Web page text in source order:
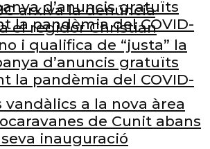
d’anuncis gratuïts
la pandèmia del COVID-
vandàlics a la nova àrea
de Cunit abans
inauguració
arxiva la denúncia
el regidor Christian
i qualifica de “justa” la
d’anuncis gratuïts
la pandèmia del COVID-